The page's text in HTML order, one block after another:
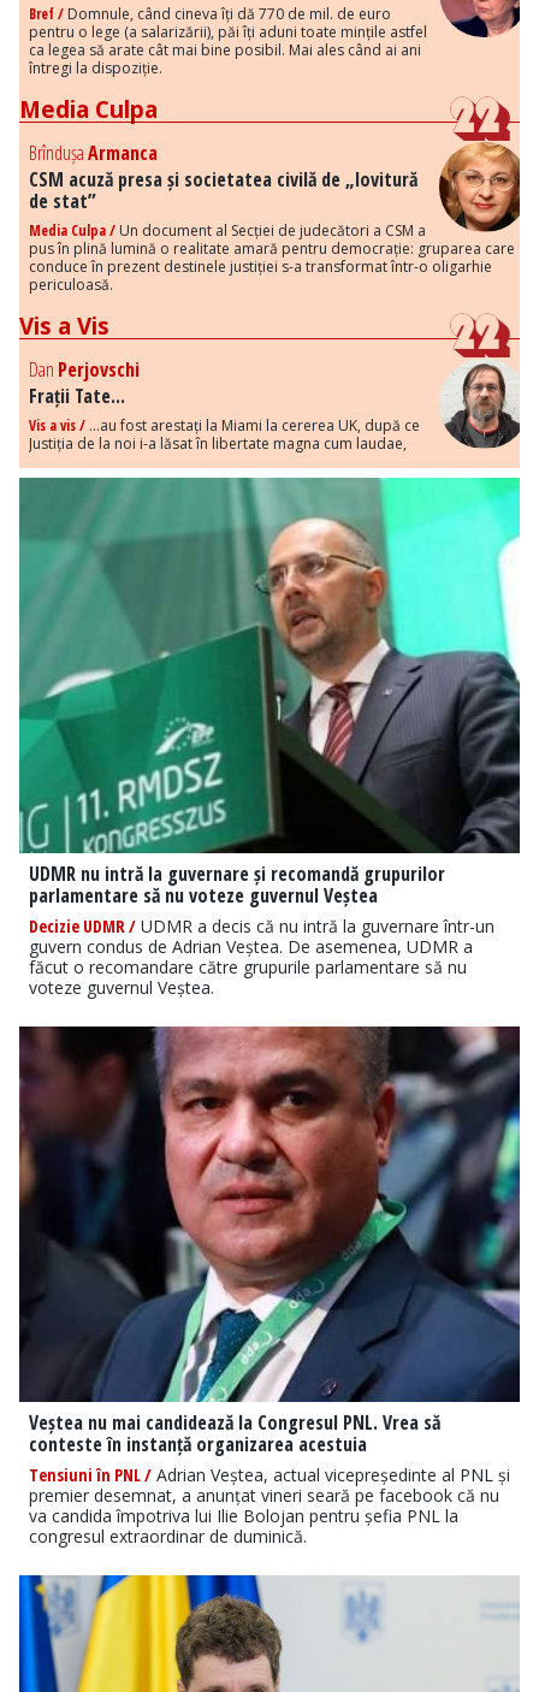
Bref / Domnule, când cineva îți dă 770 de mil. de euro
pentru o lege (a salarizării), păi îți aduni toate mințile astfel
ca legea să arate cât mai bine posibil. Mai ales când ai ani
întregi la dispoziție.
Media Culpa
BrîndușaArmanca
CSM acuză presa și societatea civilă de „lovitură
de stat”
Media Culpa / Un document al Secției de judecători a CSM a
pus în plină lumină o realitate amară pentru democrație: gruparea care
conduce în prezent destinele justiției s-a transformat într-o oligarhie
periculoasă.
Vis a Vis
Dan Perjovschi
Frații Tate...
Vis a vis / ...au fost arestați la Miami la cererea UK, după ce
Justiția de la noi i-a lăsat în libertate magna cum laudae,
UDMR nu intră la guvernare și recomandă grupurilor
parlamentare să nu voteze guvernul Veștea
Decizie UDMR / UDMR a decis că nu intră la guvernare într-un
guvern condus de Adrian Veștea. De asemenea, UDMR a
făcut o recomandare către grupurile parlamentare să nu
voteze guvernul Veștea.
Veștea nu mai candidează la Congresul PNL. Vrea să
conteste în instanță organizarea acestuia
Tensiuni în PNL / Adrian Veștea, actual vicepreședinte al PNL și
premier desemnat, a anunțat vineri seară pe facebook că nu
va candida împotriva lui Ilie Bolojan pentru șefia PNL la
congresul extraordinar de duminică.